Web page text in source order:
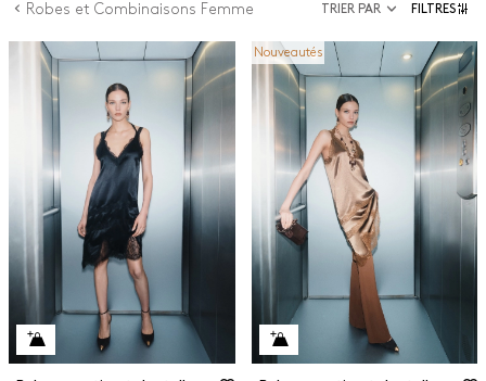
Robes et Combinaisons Femme TRIER PAR FILTRES
Nouveautés